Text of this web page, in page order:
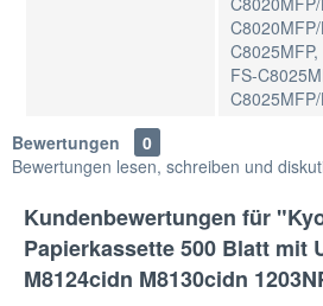
FS-
Bewertungen
0
Bewertungen lesen, schreiben und
Kundenbewertungen für
Papierkassette 500 Blatt mit
M8124cidn M8130cidn